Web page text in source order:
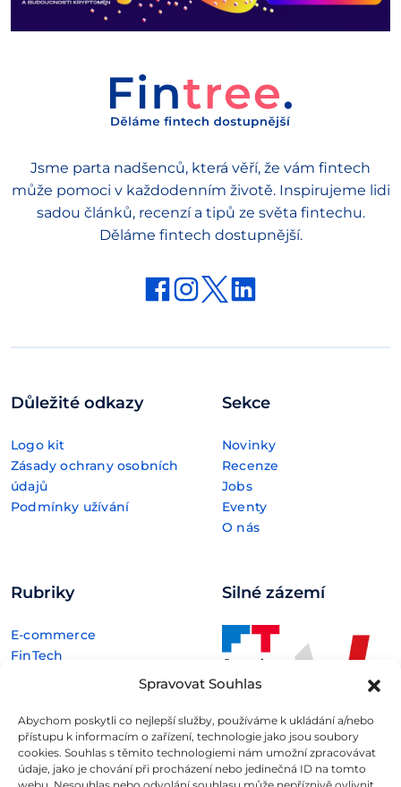
Spravovat Souhlas
Abychom poskytli co nejlepší služby, používáme k ukládání a/nebo
přístupu k informacím o zařízení, technologie jako jsou soubory
cookies. Souhlas s těmito technologiemi nám umožní zpracovávat
údaje, jako je chování při procházení nebo jedinečná ID na tomto
Jsme parta nadšenců, která věří, že vám fintech
může pomoci v každodenním životě. Inspirujeme lidi
sadou článků, recenzí a tipů ze světa fintechu.
Děláme fintech dostupnější.
Důležité odkazy
Logo kit
Zásady ochrany osobních
údajů
Podmínky užívání
Sekce
Novinky
Recenze
Jobs
Eventy
O nás
Rubriky
E-commerce
FinTech
Technologie
Silné zázemí